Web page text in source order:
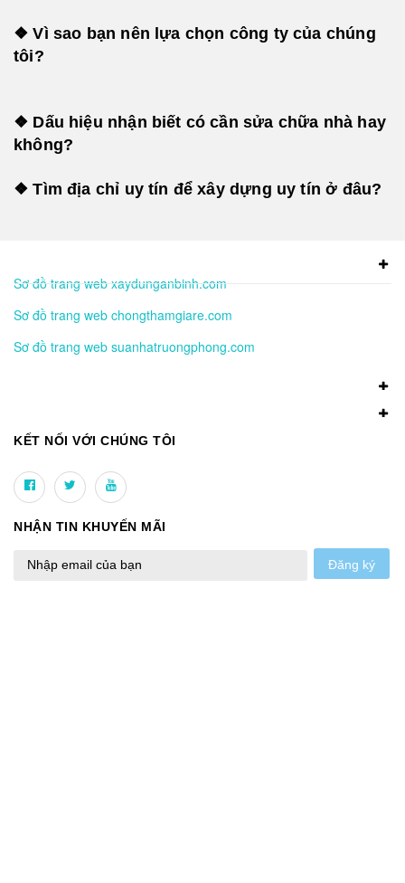
❖ Vì sao bạn nên lựa chọn công ty của chúng
tôi?
❖ Dấu hiệu nhận biết có cần sửa chữa nhà hay
không?
❖ Tìm địa chỉ uy tín để xây dựng uy tín ở đâu?
Sơ đồ trang web xaydunganbinh.com
Sơ đồ trang web chongthamgiare.com
Sơ đồ trang web suanhatruongphong.com
KẾT NỐI VỚI CHÚNG TÔI
NHẬN TIN KHUYẾN MÃI
Đăng ký